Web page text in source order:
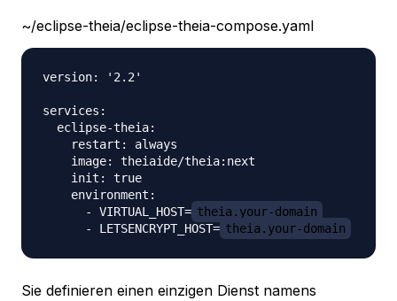
~/eclipse-theia/eclipse-theia-compose.yaml
version: '2.2'
services:
  eclipse-theia:
    restart: always
    image: theiaide/theia:next
    init: true
    environment:
      - VIRTUAL_HOST=
theia.your-domain
      - LETSENCRYPT_HOST=
theia.your-domain
Sie definieren einen einzigen Dienst namens